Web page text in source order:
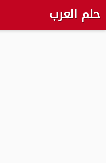
حلم العرب